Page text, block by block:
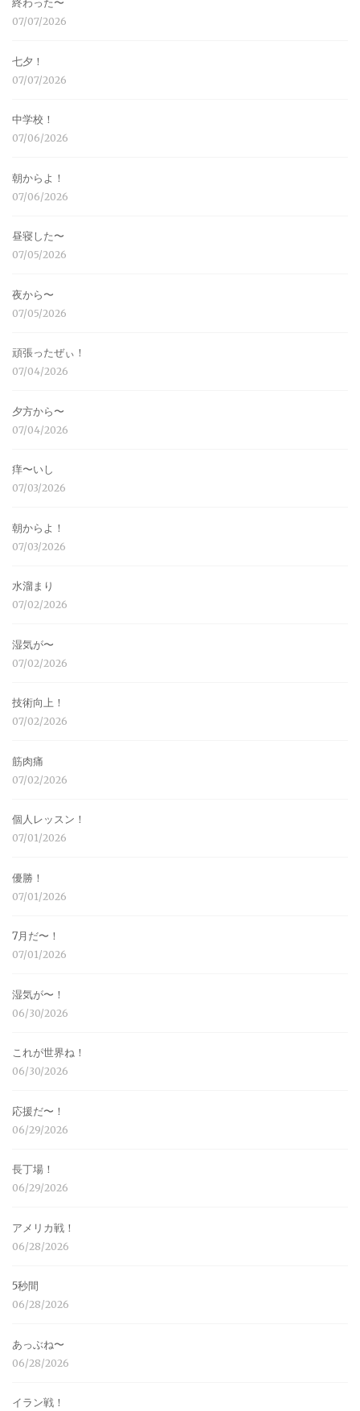
終わった〜
07/07/2026
七夕！
07/07/2026
中学校！
07/06/2026
朝からよ！
07/06/2026
昼寝した〜
07/05/2026
夜から〜
07/05/2026
頑張ったぜぃ！
07/04/2026
夕方から〜
07/04/2026
痒〜いし
07/03/2026
朝からよ！
07/03/2026
水溜まり
07/02/2026
湿気が〜
07/02/2026
技術向上！
07/02/2026
筋肉痛
07/02/2026
個人レッスン！
07/01/2026
優勝！
07/01/2026
7月だ〜！
07/01/2026
湿気が〜！
06/30/2026
これが世界ね！
06/30/2026
応援だ〜！
06/29/2026
長丁場！
06/29/2026
アメリカ戦！
06/28/2026
5秒間
06/28/2026
あっぶね〜
06/28/2026
イラン戦！